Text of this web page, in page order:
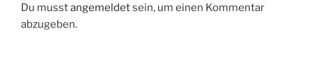
Du musstangemeldetsein, um einen Kommentar
abzugeben.